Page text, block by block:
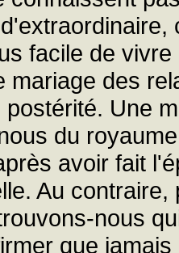
facile de
mariage des
Une
du
avoir fait
Au
nous
que